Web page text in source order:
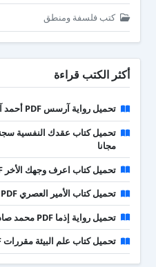
كتب فلسفة ومنطق
أكثر الكتب قراءة
تحميل رواية آرسس PDF أحمد آل حمدان
مجانا
تحميل كتاب اعرف وجهك الأخر PDF يوسف الحسني
تحميل كتاب الأمير العصري PDF تأليف كارنز لورد كامل مجانا
تحميل رواية إذما PDF محمد صادق كامل مجانا
تحميل كتاب علم البيئة مقررات PDF السعودية 1443